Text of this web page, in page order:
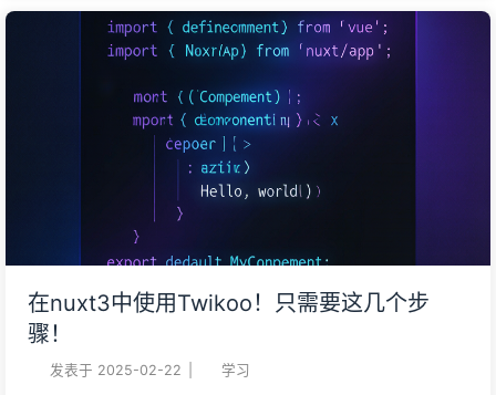
在nuxt3中使用Twikoo！只需要这几个步
骤！
发表于 2025-02-22 学习